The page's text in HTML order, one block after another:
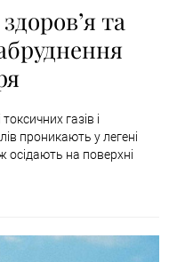
та
газів і
проникають у легені
осідають на поверхні